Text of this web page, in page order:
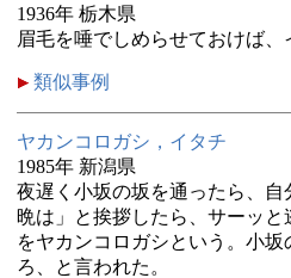
1936年 栃木県
眉毛を唾でしめらせておけば
類似事例
ヤカンコロガシ，イタチ
1985年 新潟県
夜遅く小坂の坂を通ったら、
晩は」と挨拶したら、サーッ
をヤカンコロガシという。小
ろ、と言われた。